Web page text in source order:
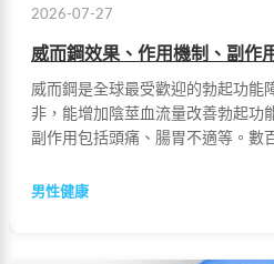
2026-07-27
威而鋼效果、作用機制、副作
威而鋼是全球最受歡迎的勃起功能
非，能增加陰莖血流量改善勃起功
副作用包括頭痛、腸胃不適等。數
男性健康